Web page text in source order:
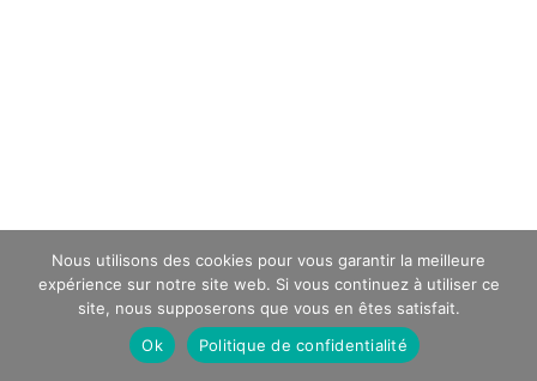
Nous utilisons des cookies pour vous garantir la meilleure
expérience sur notre site web. Si vous continuez à utiliser ce
site, nous supposerons que vous en êtes satisfait.
Ok
Politique de confidentialité